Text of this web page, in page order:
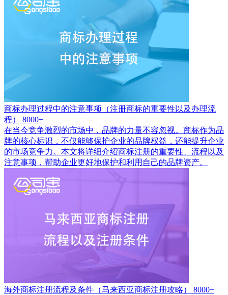
商标办理过程中的注意事项（注册商标的重要性以及办理流
程）
8000+
在当今竞争激烈的市场中，品牌的力量不容忽视。商标作为品
牌的核心标识，不仅能够保护企业的品牌权益，还能提升企业
的市场竞争力。本文将详细介绍商标注册的重要性、流程以及
注意事项，帮助企业更好地保护和利用自己的品牌资产。
海外商标注册流程及条件（马来西亚商标注册攻略）
8000+